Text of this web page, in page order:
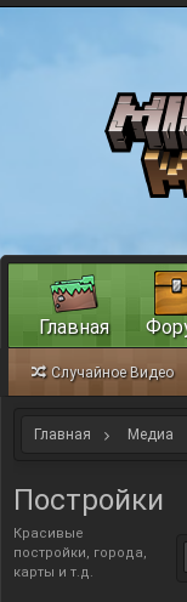
Главная Медиа
Постройки
Красивые
постройки, города,
карты и т.д.
Главная
Случайное Видео